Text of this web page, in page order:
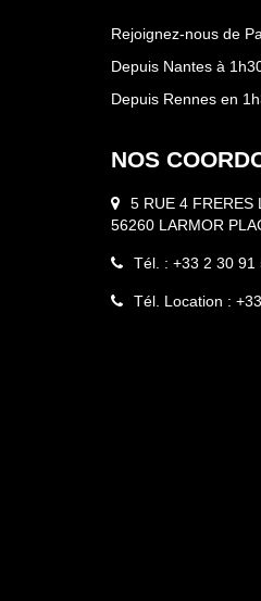
Rejoignez-nous de
Depuis Nantes à
Depuis Rennes en
NOS
5 RUE 4 FRERES
56260 LARMOR
Tél. : +33 2 30 91
Tél. Location :